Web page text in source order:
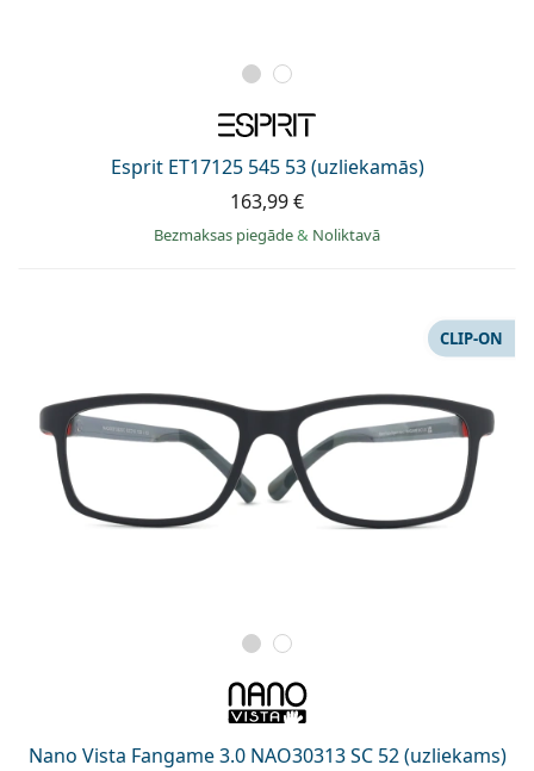
Esprit ET17125 545 53 (uzliekamās)
163,99 €
Bezmaksas piegāde& Noliktavā
Nano Vista Fangame 3.0 NAO30313 SC 52 (uzliekams)
CLIP-ON